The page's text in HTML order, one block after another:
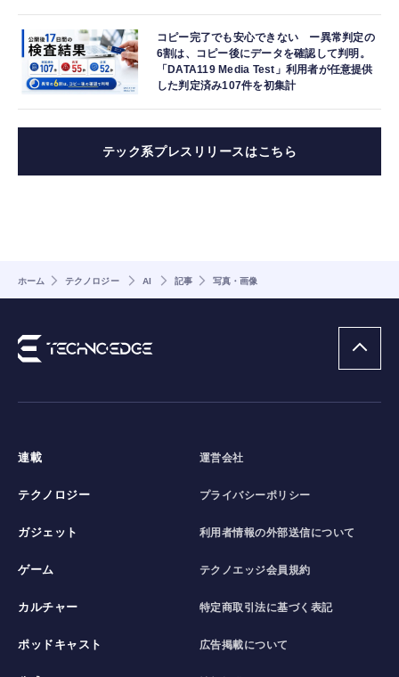
コピー完了でも安心できない ー異常判定の
6割は、コピー後にデータを確認して判明。
「DATA119 Media Test」利用者が任意提供
した判定済み107件を初集計
テック系プレスリリースはこちら
ホーム テクノロジー AI 記事 写真・画像
連載
テクノロジー
ガジェット
ゲーム
カルチャー
ポッドキャスト
運営会社
プライバシーポリシー
利用者情報の外部送信について
テクノエッジ会員規約
特定商取引法に基づく表記
広告掲載について